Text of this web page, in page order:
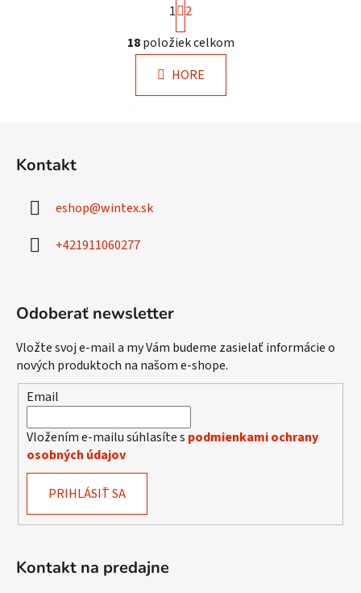
O
v
l
á
d
s
u
t
r
á
n
k
1
2
18položiek celkom
HORE
Kontakt
eshop@wintex.sk
+421911060277
Odoberať newsletter
Vložte svoj e-mail a my Vám budeme zasielať informácie o
nových produktoch na našom e-shope.
Email
Vložením e-mailu súhlasíte s podmienkami ochrany
osobných údajov
PRIHLÁSIŤ SA
Kontakt na predajne